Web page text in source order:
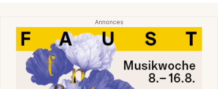
Newsletter des sorties
Artistes en tournée
Actus à Colmar